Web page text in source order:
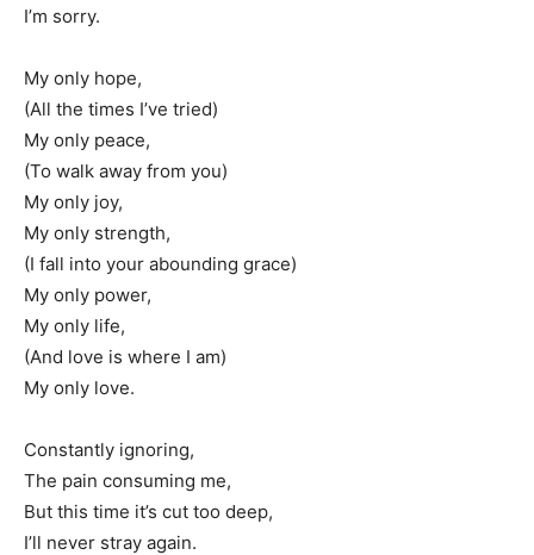
I’m sorry.
My only hope,
(All the times I’ve tried)
My only peace,
(To walk away from you)
My only joy,
My only strength,
(I fall into your abounding grace)
My only power,
My only life,
(And love is where I am)
My only love.
Constantly ignoring,
The pain consuming me,
But this time it’s cut too deep,
I’ll never stray again.